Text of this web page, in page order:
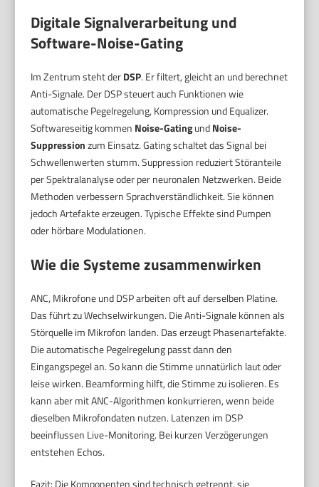
Digitale Signalverarbeitung und
Software-Noise-Gating
Im Zentrum steht derDSP. Er filtert, gleicht an und berechnet
Anti-Signale. Der DSP steuert auch Funktionen wie
automatische Pegelregelung, Kompression und Equalizer.
Softwareseitig kommen Noise-GatingundNoise-
Suppressionzum Einsatz. Gating schaltet das Signal bei
Schwellenwerten stumm. Suppression reduziert Störanteile
per Spektralanalyse oder per neuronalen Netzwerken. Beide
Methoden verbessern Sprachverständlichkeit. Sie können
jedoch Artefakte erzeugen. Typische Effekte sind Pumpen
oder hörbare Modulationen.
Wie die Systeme zusammenwirken
ANC, Mikrofone und DSP arbeiten oft auf derselben Platine.
Das führt zu Wechselwirkungen. Die Anti-Signale können als
Störquelle im Mikrofon landen. Das erzeugt Phasenartefakte.
Die automatische Pegelregelung passt dann den
Eingangspegel an. So kann die Stimme unnatürlich laut oder
leise wirken. Beamforming hilft, die Stimme zu isolieren. Es
kann aber mit ANC-Algorithmen konkurrieren, wenn beide
dieselben Mikrofondaten nutzen. Latenzen im DSP
beeinflussen Live-Monitoring. Bei kurzen Verzögerungen
entstehen Echos.